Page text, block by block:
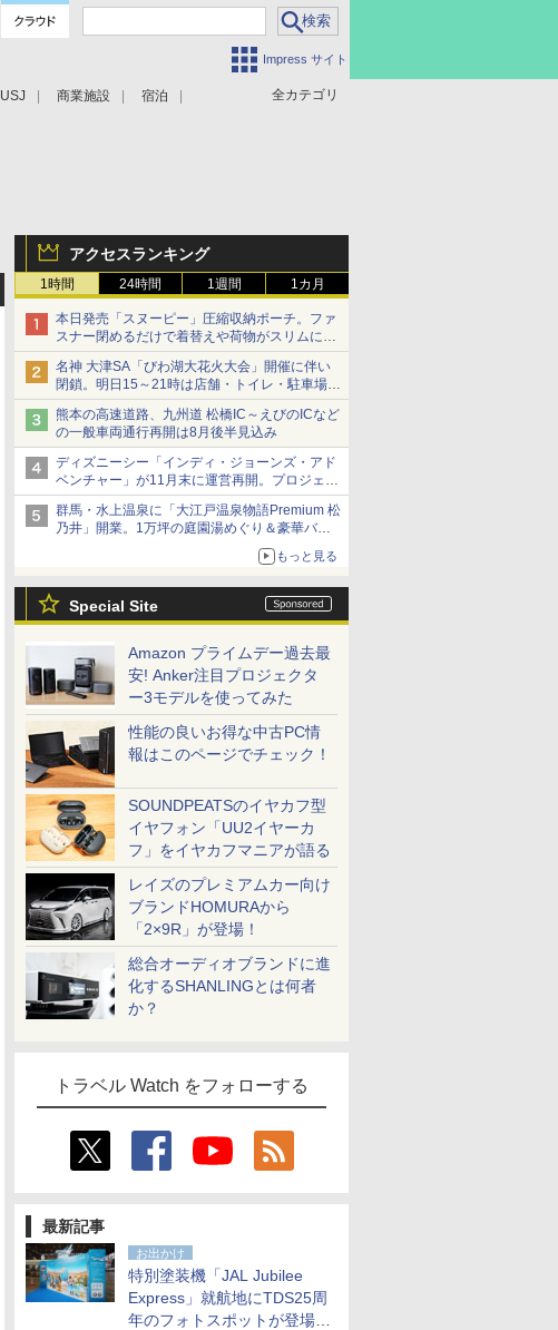
Impress サイト
全カテゴリ
USJ 商業施設 宿泊
アクセスランキング
1時間 24時間 1週間 1カ月
本日発売「スヌーピー」圧縮収納ポーチ。ファ
スナー閉めるだけで着替えや荷物がスリムにま
とまる
名神 大津SA「びわ湖大花火大会」開催に伴い
閉鎖。明日15～21時は店舗・トイレ・駐車場の
利用不可
熊本の高速道路、九州道 松橋IC～えびのICなど
の一般車両通行再開は8月後半見込み
ディズニーシー「インディ・ジョーンズ・アド
ベンチャー」が11月末に運営再開。プロジェク
ションマッピングを追加、DPAは1500円
群馬・水上温泉に「大江戸温泉物語Premium 松
乃井」開業。1万坪の庭園湯めぐり＆豪華バイ
もっと見る
Special Site
Amazon プライムデー過去最
安! Anker注目プロジェクタ
ー3モデルを使ってみた
性能の良いお得な中古PC情
報はこのページでチェック！
SOUNDPEATSのイヤカフ型
イヤフォン「UU2イヤーカ
フ」をイヤカフマニアが語る
レイズのプレミアムカー向け
ブランドHOMURAから
「2×9R」が登場！
総合オーディオブランドに進
化するSHANLINGとは何者
か？
トラベル Watch をフォローする
最新記事
お出かけ
特別塗装機「JAL Jubilee
Express」就航地にTDS25周
年のフォトスポットが登場。